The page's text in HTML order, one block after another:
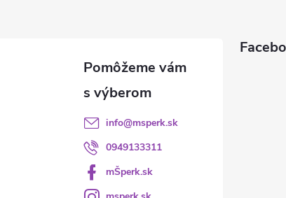
info@msperk.sk
0949133311
mŠperk.sk